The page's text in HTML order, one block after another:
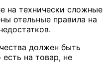
на технически сложные
отельные правила на
должен быть
на товар, не